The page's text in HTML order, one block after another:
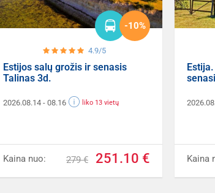
4.9/5
-10%
Estijos salų grožis ir senasis
Talinas 3d.
2026.08.14 - 08.16 liko 13 vietų
Kaina nuo: 279 € 251.10 € Kaina